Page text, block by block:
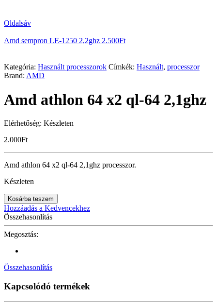
Oldalsáv
Amd sempron LE-1250 2,2ghz 2.500Ft
Kategória: Használt processzorok Címkék: Használt, processzor
Brand: AMD
Amd athlon 64 x2 ql-64 2,1ghz
Elérhetőség: Készleten
2.000Ft
Amd athlon 64 x2 ql-64 2,1ghz processzor.
Készleten
Kosárba teszem
Hozzáadás a Kedvencekhez
Összehasonlítás
Megosztás:
Összehasonlítás
Kapcsolódó termékek